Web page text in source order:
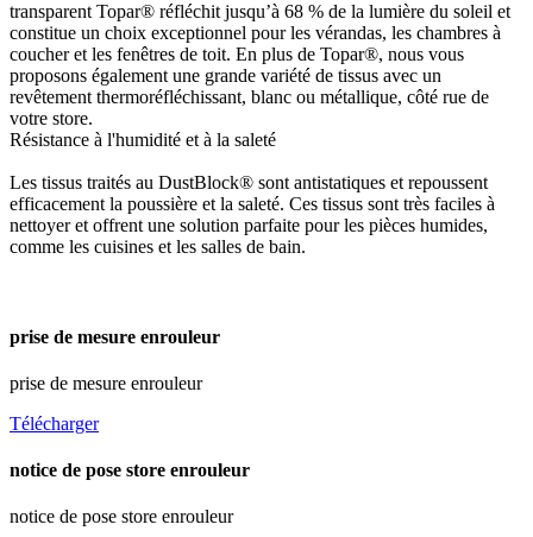
transparent Topar® réfléchit jusqu’à 68 % de la lumière du soleil et
constitue un choix exceptionnel pour les vérandas, les chambres à
coucher et les fenêtres de toit. En plus de Topar®, nous vous
proposons également une grande variété de tissus avec un
revêtement thermoréfléchissant, blanc ou métallique, côté rue de
votre store.
Résistance à l'humidité et à la saleté
Les tissus traités au DustBlock® sont antistatiques et repoussent
efficacement la poussière et la saleté. Ces tissus sont très faciles à
nettoyer et offrent une solution parfaite pour les pièces humides,
comme les cuisines et les salles de bain.
prise de mesure enrouleur
prise de mesure enrouleur
Télécharger
notice de pose store enrouleur
notice de pose store enrouleur